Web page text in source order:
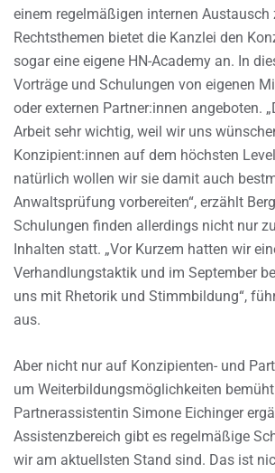
einem regelmäßigen internen Austausch
Rechtsthemen bietet die Kanzlei den
sogar eine eigene HN-Academy an. In
Vorträge und Schulungen von eigenen
oder externen Partner:innen angeboten.
Arbeit sehr wichtig, weil wir uns
Konzipient:innen auf dem höchsten
natürlich wollen wir sie damit auch
Anwaltsprüfung vorbereiten“, erzählt
Schulungen finden allerdings nicht nur
Inhalten statt. „Vor Kurzem hatten wir
Verhandlungstaktik und im September
uns mit Rhetorik und Stimmbildung“,
aus.
Aber nicht nur auf Konzipienten- und
um Weiterbildungsmöglichkeiten
Partnerassistentin Simone Eichinger
Assistenzbereich gibt es regelmäßige
wir am aktuellsten Stand sind. Das ist